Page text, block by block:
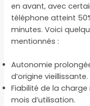
en avant, avec
téléphone atteint
minutes. Voici
mentionnés :
Autonomie
d’origine vieillissante.
Fiabilité de la
mois d’utilisation.